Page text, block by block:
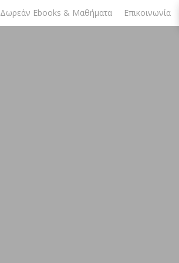
Δωρεάν Ebooks & Μαθήματα Επικοινωνία